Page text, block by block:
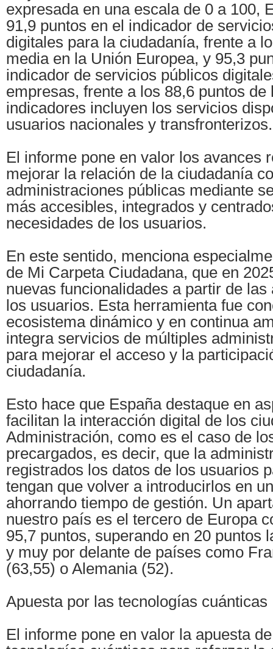
expresada en una escala de 0 a 100,
91,9 puntos en el indicador de
digitales para la ciudadanía, frente a
media en la Unión Europea, y 95,3
indicador de servicios públicos
empresas, frente a los 88,6 puntos de
indicadores incluyen los servicios
usuarios nacionales y transfronterizos.
El informe pone en valor los avances
mejorar la relación de la ciudadanía
administraciones públicas mediante
más accesibles, integrados y
necesidades de los usuarios.
En este sentido, menciona
de Mi Carpeta Ciudadana, que en
nuevas funcionalidades a partir de las
los usuarios. Esta herramienta fue
ecosistema dinámico y en continua
integra servicios de múltiples
para mejorar el acceso y la
ciudadanía.
Esto hace que España destaque en
facilitan la interacción digital de los
Administración, como es el caso de
precargados, es decir, que la
registrados los datos de los usuarios
tengan que volver a introducirlos en
ahorrando tiempo de gestión. Un
nuestro país es el tercero de Europa
95,7 puntos, superando en 20 puntos
y muy por delante de países como
(63,55) o Alemania (52).
Apuesta por las tecnologías cuánticas
El informe pone en valor la apuesta